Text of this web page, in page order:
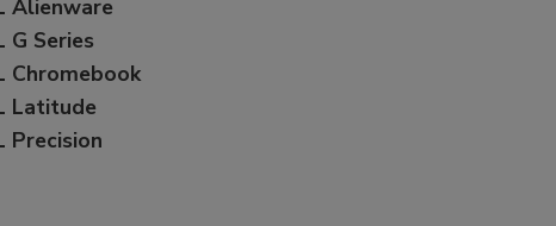
Alienware
G Series
Chromebook
Latitude
Precision